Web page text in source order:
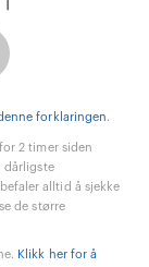
forklaringen.
2 timer siden
dårligste
alltid å sjekke
de større
Klikk her for å